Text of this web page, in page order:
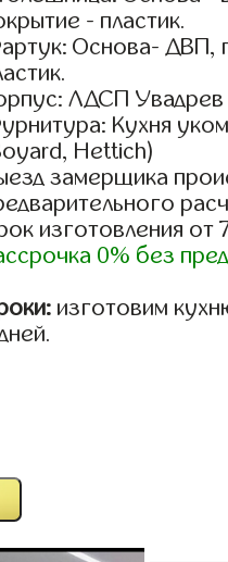
- пластик.
Основа- ДВП,
ЛДСП Увадрев
Кухня
Hettich)
замерщика
изготовления от
0% без
изготовим